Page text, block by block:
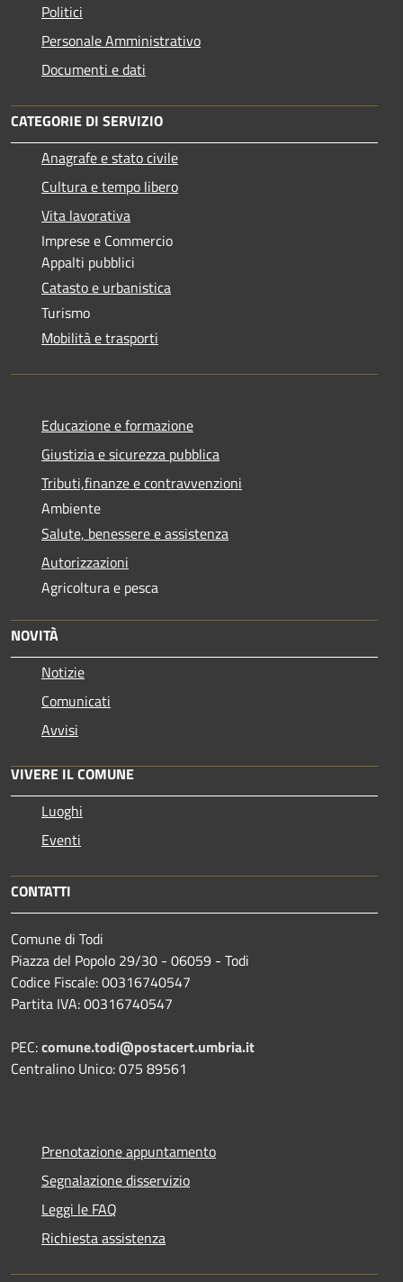
Politici
Personale Amministrativo
Documenti e dati
CATEGORIE DI SERVIZIO
Anagrafe e stato civile
Cultura e tempo libero
Vita lavorativa
Imprese e Commercio
Appalti pubblici
Catasto e urbanistica
Turismo
Mobilità e trasporti
Educazione e formazione
Giustizia e sicurezza pubblica
Tributi,finanze e contravvenzioni
Ambiente
Salute, benessere e assistenza
Autorizzazioni
Agricoltura e pesca
NOVITÀ
Notizie
Comunicati
Avvisi
VIVERE IL COMUNE
Luoghi
Eventi
CONTATTI
Comune di Todi
Piazza del Popolo 29/30 - 06059 - Todi
Codice Fiscale: 00316740547
Partita IVA: 00316740547
PEC:comune.todi@postacert.umbria.it
Centralino Unico: 075 89561
Prenotazione appuntamento
Segnalazione disservizio
Leggi le FAQ
Richiesta assistenza